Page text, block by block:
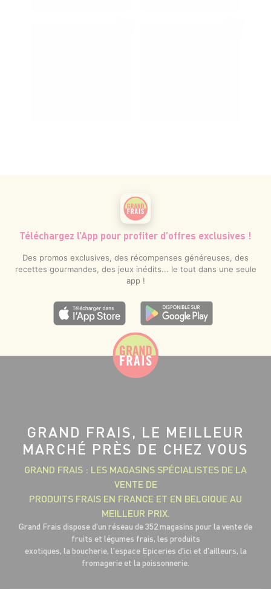
Téléchargez l’App pour profiter d’offres exclusives !
Des promos exclusives, des récompenses généreuses, des
recettes gourmandes, des jeux inédits... le tout dans une seule
app !
GRAND FRAIS, LE MEILLEUR
MARCHÉ PRÈS DE CHEZ VOUS
GRAND FRAIS : LES MAGASINS SPÉCIALISTES DE LA
VENTE DE
PRODUITS FRAIS EN FRANCE ET EN BELGIQUE AU
MEILLEUR PRIX.
Grand Frais dispose d'un réseau de 352 magasins pour la vente de
fruits et légumes frais, les produits
exotiques, la boucherie, l'espace Epiceries d'ici et d'ailleurs, la
fromagerie et la poissonnerie.